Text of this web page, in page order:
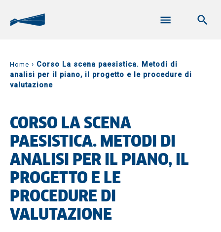
Home › Corso La scena paesistica. Metodi di
analisi per il piano, il progetto e le procedure di
valutazione
CORSO LA SCENA
PAESISTICA. METODI DI
ANALISI PER IL PIANO, IL
PROGETTO E LE
PROCEDURE DI
VALUTAZIONE